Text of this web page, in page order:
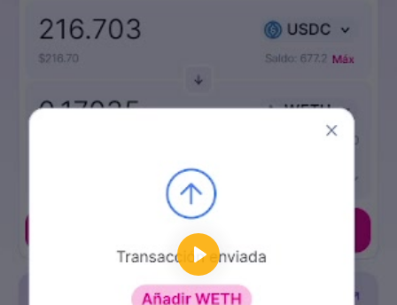
Reproducir